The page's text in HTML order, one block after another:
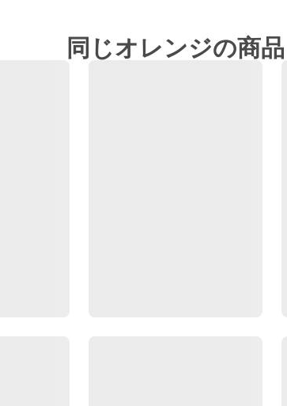
同じオレンジの商品